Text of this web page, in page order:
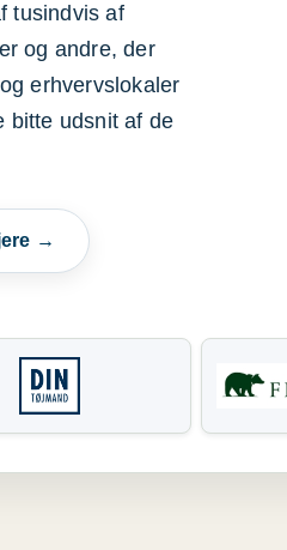
tusindvis af
og andre, der
erhvervslokaler
bitte udsnit af de
→